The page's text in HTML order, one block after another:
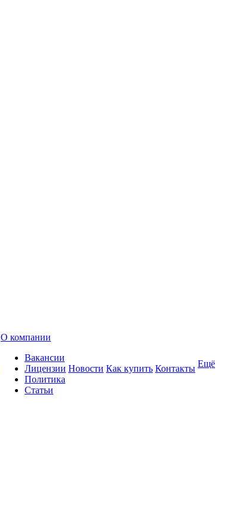
О компании
Вакансии
Лицензии
Политика
Статьи
Новости Как купить Контакты Ещё